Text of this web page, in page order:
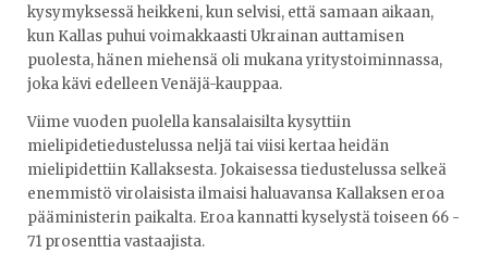
kysymyksessä heikkeni, kun selvisi, että samaan aikaan,
kun Kallas puhui voimakkaasti Ukrainan auttamisen
puolesta, hänen miehensä oli mukana yritystoiminnassa,
joka kävi edelleen Venäjä-kauppaa.
Viime vuoden puolella kansalaisilta kysyttiin
mielipidetiedustelussa neljä tai viisi kertaa heidän
mielipidettiin Kallaksesta. Jokaisessa tiedustelussa selkeä
enemmistö virolaisista ilmaisi haluavansa Kallaksen eroa
pääministerin paikalta. Eroa kannatti kyselystä toiseen 66 -
71 prosenttia vastaajista.